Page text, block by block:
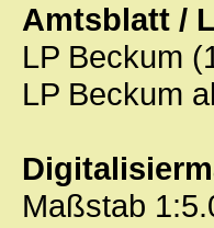
Amtsblatt /
LP Beckum
LP Beckum
Maßstab